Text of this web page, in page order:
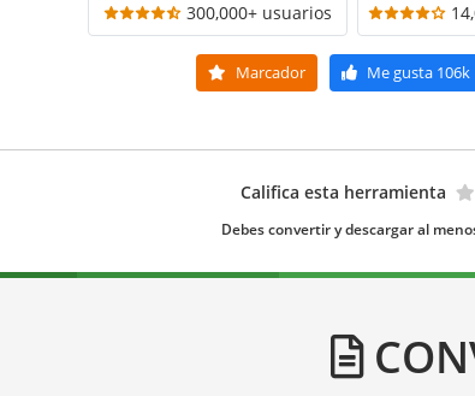
300,000+ usuarios
Marcador Me gusta 106k
Califica esta herramienta
Debes convertir y descargar al